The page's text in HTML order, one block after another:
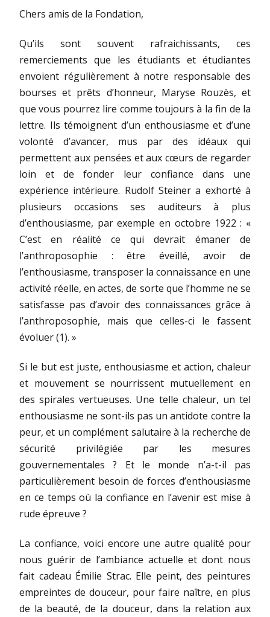
Chers amis de la Fondation,
Qu’ils sont souvent rafraichissants, ces
remerciements que les étudiants et étudiantes
envoient régulièrement à notre responsable des
bourses et prêts d’honneur, Maryse Rouzès, et
que vous pourrez lire comme toujours à la fin de la
lettre. Ils témoignent d’un enthousiasme et d’une
volonté d’avancer, mus par des idéaux qui
permettent aux pensées et aux cœurs de regarder
loin et de fonder leur confiance dans une
expérience intérieure. Rudolf Steiner a exhorté à
plusieurs occasions ses auditeurs à plus
d’enthousiasme, par exemple en octobre 1922 : «
C’est en réalité ce qui devrait émaner de
l’anthroposophie : être éveillé, avoir de
l’enthousiasme, transposer la connaissance en une
activité réelle, en actes, de sorte que l’homme ne se
satisfasse pas d’avoir des connaissances grâce à
l’anthroposophie, mais que celles-ci le fassent
évoluer (1). »
Si le but est juste, enthousiasme et action, chaleur
et mouvement se nourrissent mutuellement en
des spirales vertueuses. Une telle chaleur, un tel
enthousiasme ne sont-ils pas un antidote contre la
peur, et un complément salutaire à la recherche de
sécurité privilégiée par les mesures
gouvernementales ? Et le monde n’a-t-il pas
particulièrement besoin de forces d’enthousiasme
en ce temps où la confiance en l’avenir est mise à
rude épreuve ?
La confiance, voici encore une autre qualité pour
nous guérir de l’ambiance actuelle et dont nous
fait cadeau Émilie Strac. Elle peint, des peintures
empreintes de douceur, pour faire naître, en plus
de la beauté, de la douceur, dans la relation aux